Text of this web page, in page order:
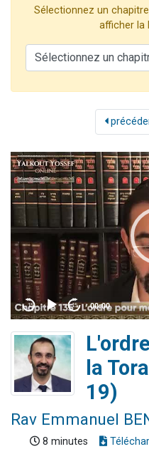
Il reste
Sélectionnez un
afficher la
la
19)
Rav Emmanuel
8 minutes